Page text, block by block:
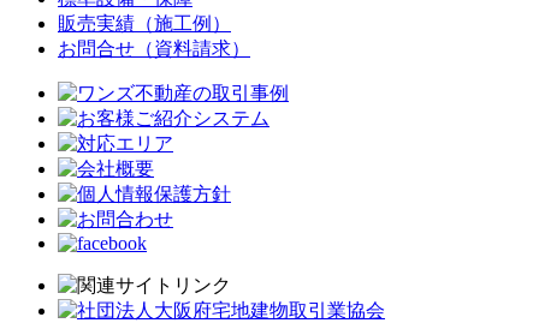
販売実績（施工例）
お問合せ（資料請求）